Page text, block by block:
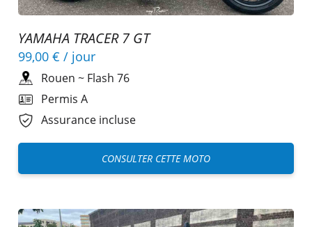
YAMAHA TRACER 7 GT
99,00 € / jour
Rouen ~ Flash 76
Permis A
Assurance incluse
CONSULTER CETTE MOTO